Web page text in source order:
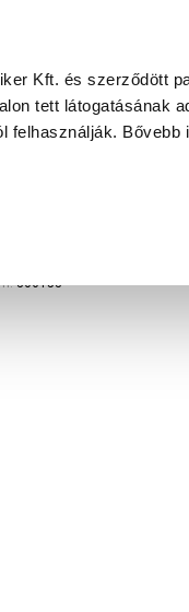
Kft. és szerződött
tett látogatásának
felhasználják. Bővebb
Ügyintézés és Információ
: 306153